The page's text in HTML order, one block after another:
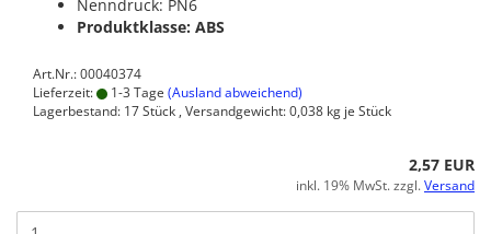
Nenndruck: PN6
Produktklasse: ABS
Art.Nr.: 00040374
Lieferzeit:
1-3 Tage (Ausland abweichend)
Lagerbestand: 17 Stück , Versandgewicht:0,038 kg je Stück
2,57 EUR
inkl. 19% MwSt. zzgl.Versand